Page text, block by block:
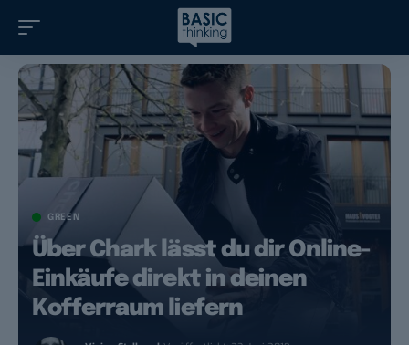
GREEN
Über Chark lässt du dir Online-
Einkäufe direkt in deinen
Kofferraum liefern